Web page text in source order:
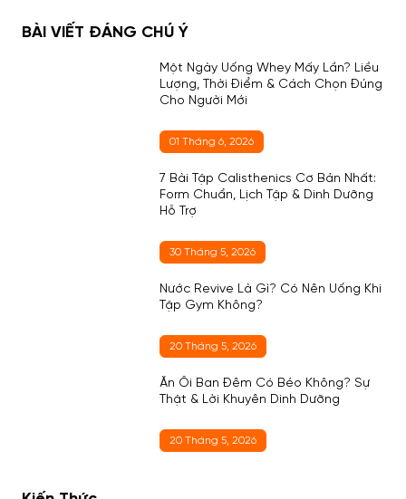
BÀI VIẾT ĐÁNG CHÚ Ý
Một Ngày Uống Whey Mấy Lần? Liều
Lượng, Thời Điểm & Cách Chọn Đúng
Cho Người Mới
01 Tháng 6, 2026
7 Bài Tập Calisthenics Cơ Bản Nhất:
Form Chuẩn, Lịch Tập & Dinh Dưỡng
Hỗ Trợ
30 Tháng 5, 2026
Nước Revive Là Gì? Có Nên Uống Khi
Tập Gym Không?
20 Tháng 5, 2026
Ăn Ổi Ban Đêm Có Béo Không? Sự
Thật & Lời Khuyên Dinh Dưỡng
20 Tháng 5, 2026